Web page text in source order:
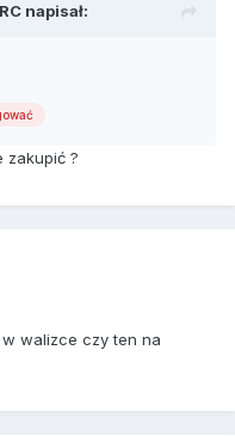
napisał:
zakupić ?
w walizce czy ten na